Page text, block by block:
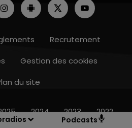
Podcasts
Recrutement
Gestion des cookies
du site
2024 2023 2022